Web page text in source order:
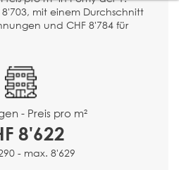
mit einem Durchschnitt
und CHF 8'784 für
- Preis pro m²
8'622
- max. 8'629